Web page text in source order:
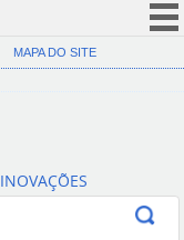
(COVID-19)
Canais
MAPA DO SITE